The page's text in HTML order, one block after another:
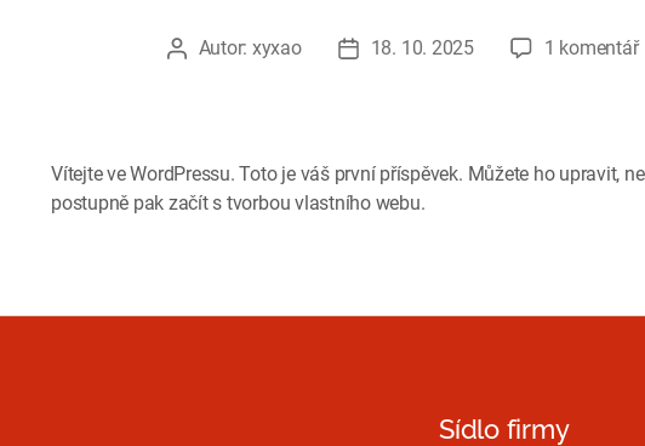
AutorAutor: xyxao
Datum
18. 10. 2025 1 komentářu
Vítejte ve WordPressu. Toto je váš první příspěvek. Můžete ho upravit,
postupně pak začít s tvorbou vlastního webu.
Sídlo firmy